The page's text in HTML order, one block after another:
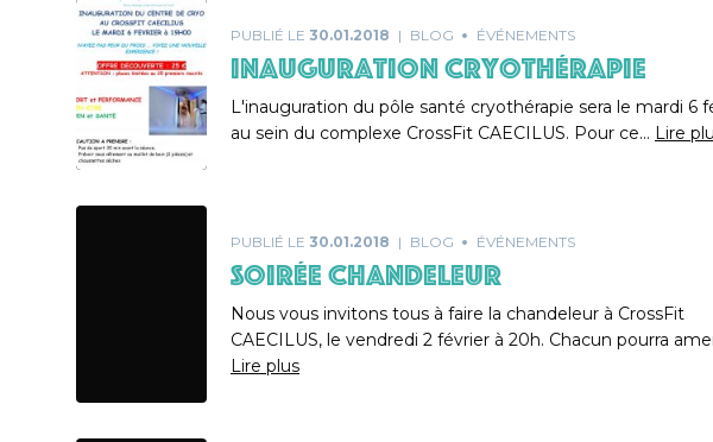
PUBLIÉ LE 30.01.2018 BLOG ÉVÉNEMENTS
INAUGURATION CRYOTHÉRAPIE
L'inauguration du pôle santé cryothérapie sera le mardi 6
au sein du complexe CrossFit CAECILUS. Pour ce… Lire
PUBLIÉ LE 30.01.2018 BLOG ÉVÉNEMENTS
SOIRÉE CHANDELEUR
Nous vous invitons tous à faire la chandeleur à CrossFit
CAECILUS, le vendredi 2 février à 20h. Chacun pourra
Lire plus